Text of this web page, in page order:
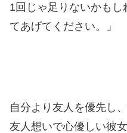
1回じゃ足りないかも
てあげてください。」
自分より友人を優先し
友人想いで心優しい彼